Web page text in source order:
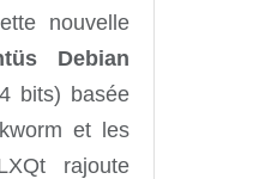
nouvelle
Debian
bits) basée
et les
rajoute